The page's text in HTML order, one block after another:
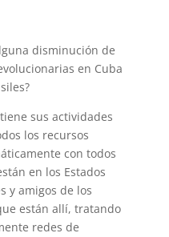
disminución de
en Cuba
sus actividades
los recursos
con todos
en los Estados
y amigos de los
están allí, tratando
redes de